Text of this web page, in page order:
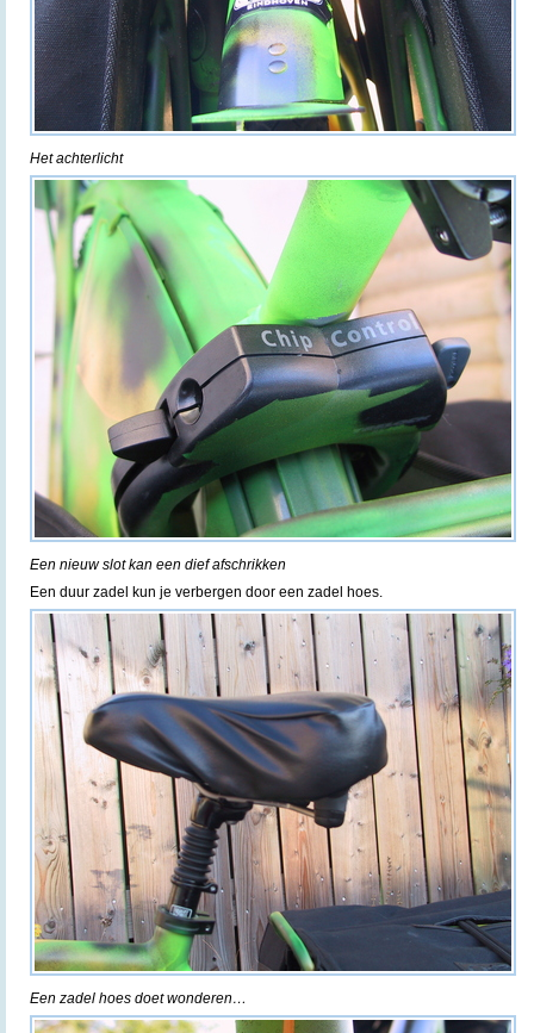
Het achterlicht
Een nieuw slot kan een dief afschrikken
Een duur zadel kun je verbergen door een zadel hoes.
Een zadel hoes doet wonderen…